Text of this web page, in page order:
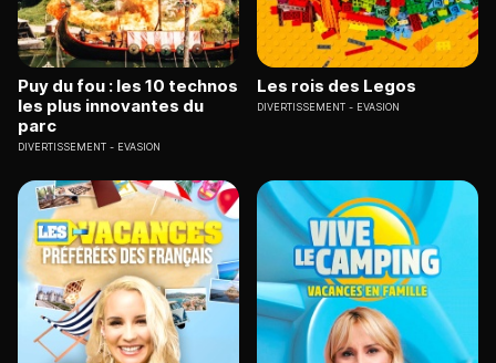
Puy du fou : les 10 technos
les plus innovantes du
parc
DIVERTISSEMENT EVASION
Les rois des Legos
DIVERTISSEMENT EVASION